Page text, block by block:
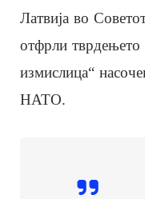
Латвија во
отфрли тврдењето
измислица“
НАТО.